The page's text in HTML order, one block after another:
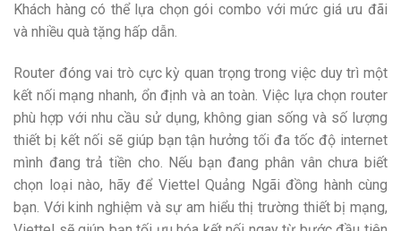
Khách hàng có thể lựa chọn gói combo với mức giá ưu đãi
và nhiều quà tặng hấp dẫn.
Router đóng vai trò cực kỳ quan trọng trong việc duy trì một
kết nối mạng nhanh, ổn định và an toàn. Việc lựa chọn router
phù hợp với nhu cầu sử dụng, không gian sống và số lượng
thiết bị kết nối sẽ giúp bạn tận hưởng tối đa tốc độ internet
mình đang trả tiền cho. Nếu bạn đang phân vân chưa biết
chọn loại nào, hãy để Viettel Quảng Ngãi đồng hành cùng
bạn. Với kinh nghiệm và sự am hiểu thị trường thiết bị mạng,